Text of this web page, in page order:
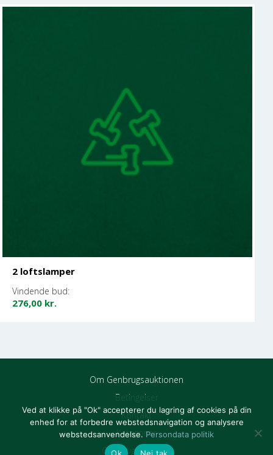
2 loftslamper
Vindende bud:
276,00 kr.
Om Genbrugsauktionen
Betingelser
Kontakt
Kategorier
Genbrugsbutikker
Ved at klikke på "Ok" accepterer du lagring af cookies på din
enhed for at forbedre webstedsnavigation og analysere
webstedsanvendelse. Persondata politik
Ok
Nej tak